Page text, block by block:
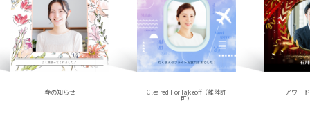
春の知らせ Cleared For Takeoff（離陸許
可）
アワー